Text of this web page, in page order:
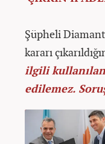
Şüpheli
kararı
ilgili
edilemez.